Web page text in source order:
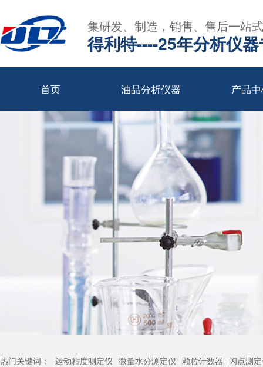
集研发、制造，销售、售后一站
得利特----25年分析仪
首页 油品分析仪器 产品
热门关键词： 运动粘度测定仪 微量水分测定仪 颗粒计数器 闪点测